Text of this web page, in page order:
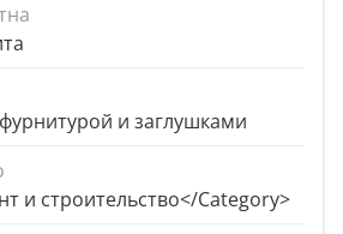
и заглушками
и строительство</Category>